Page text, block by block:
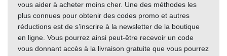
vous aider à acheter moins cher. Une des méthodes les
plus connues pour obtenir des codes promo et autres
réductions est de s’inscrire à la newsletter de la boutique
en ligne. Vous pourrez ainsi peut-être recevoir un code
vous donnant accès à la livraison gratuite que vous pourrez